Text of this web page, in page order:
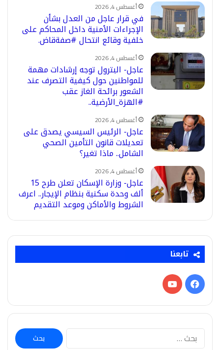
أغسطس 4, 2026
في قرار عاجل من العدل بشأن
الإجراءات الأمنية داخل المحاكم على
خلفية وقائع انتحال #صفةقاض.
أغسطس 4, 2026
عاجل- البترول توجه إرشادات مهمة
للمواطنين حول كيفية التصرف عند
الشعور برائحة الغاز عقب
#الهزة_الأرضية..
أغسطس 4, 2026
عاجل- الرئيس السيسي يصدق على
تعديلات قانون التأمين الصحي
الشامل.. ماذا تغير؟
أغسطس 4, 2026
عاجل- وزارة الإسكان تعلن طرح 15
ألف وحدة سكنية بنظام الإيجار.. اعرف
الشروط والأماكن وموعد التقديم
تابعنا
فيسبوك‫YouTube
البحث
عن: